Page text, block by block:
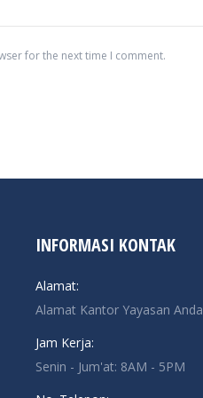
for the next time I comment.
INFORMASI KONTAK
Alamat:
Alamat Kantor Yayasan Anda
Jam Kerja:
Senin - Jum'at: 8AM - 5PM